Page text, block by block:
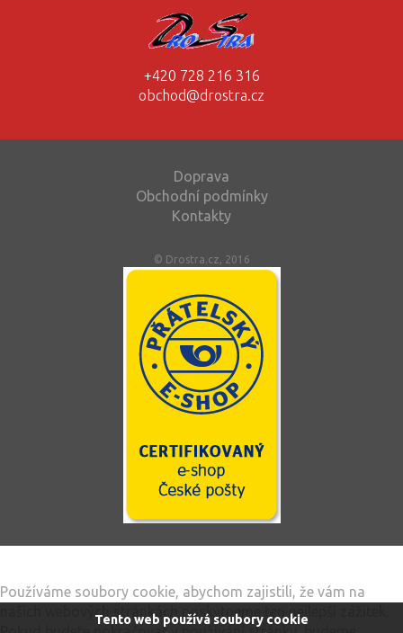
Tento web používá soubory cookie
+420 728 216 316
obchod@drostra.cz
Doprava
Obchodní podmínky
Kontakty
© Drostra.cz, 2016
Používáme soubory cookie, abychom zajistili, že vám na
našich webových stránkách poskytneme ten nejlepší zážitek.